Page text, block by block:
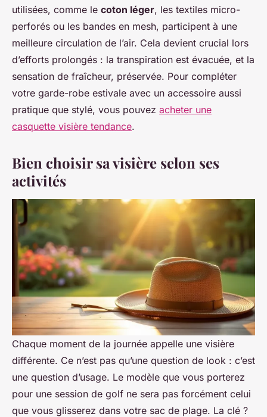
utilisées, comme le coton léger, les textiles micro-
perforés ou les bandes en mesh, participent à une
meilleure circulation de l’air. Cela devient crucial lors
d’efforts prolongés : la transpiration est évacuée, et la
sensation de fraîcheur, préservée. Pour compléter
votre garde-robe estivale avec un accessoire aussi
pratique que stylé, vous pouvez acheter une
casquette visière tendance.
Bien choisir sa visière selon ses
activités
Chaque moment de la journée appelle une visière
différente. Ce n’est pas qu’une question de look : c’est
une question d’usage. Le modèle que vous porterez
pour une session de golf ne sera pas forcément celui
que vous glisserez dans votre sac de plage. La clé ?